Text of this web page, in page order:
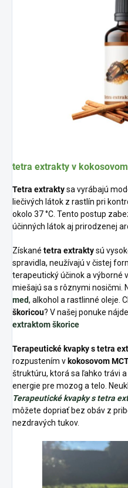
tetra extrakty v
Tetra extraktysa vyrábajú
liečivých látok z rastlín pri
okolo 37 °C. Tento postup
účinných látok aj prirodzenej
Získané tetra extraktysú
spravidla, neužívajú v čistej
terapeutický účinok a výborné
miešajú sa s rôznymi nosičmi.
med, alkohol a rastlinné oleje.
škoricou? V našej ponuke
extraktom škorice
Terapeutické kvapky s tetra
rozpustením v kokosovom
štruktúru, ktorá sa ľahko trávi
energie pre mozog a telo.
Terapeutickékvapky s tetra
môžete dopriať bez obáv z
nezdravých tukov.